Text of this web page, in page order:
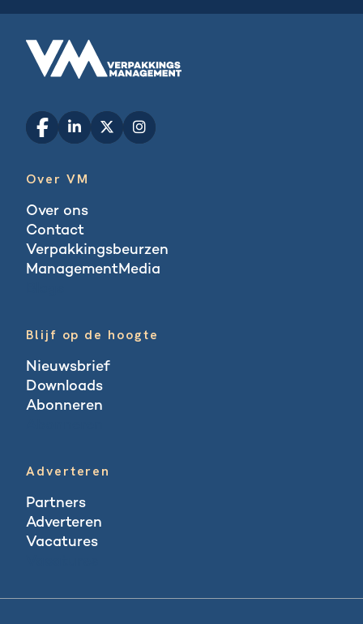
Over VM
Over ons
Contact
Verpakkingsbeurzen
ManagementMedia
Blijf op de hoogte
Nieuwsbrief
Downloads
Abonneren
Adverteren
Partners
Adverteren
Vacatures